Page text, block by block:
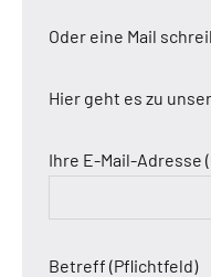
Oder eine Mail
Hier geht es zu
Ihre E-Mail-Adresse
Betreff (Pflichtfeld)